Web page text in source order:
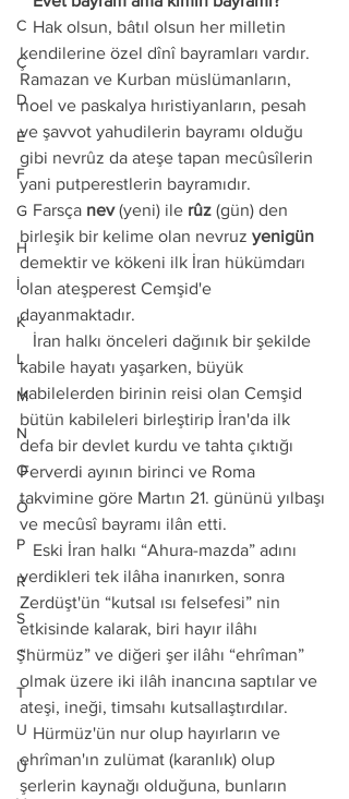
C
Ç
D
E
F
G
H
İ
K
L
M
N
O
Ö
P
R
S
Ş
T
U
Ü
   Hak olsun, bâtıl olsun her milletin
kendilerine özel dînî bayramları vardır.
Ramazan ve Kurban müslümanların,
noel ve paskalya hıristiyanların, pesah
ve şavvot yahudilerin bayramı olduğu
gibi nevrûz da ateşe tapan mecûsîlerin
yani putperestlerin bayramıdır.
   Farsça
nev (yeni) ile rûz (gün) den
birleşik bir kelime olan nevruz yenigün
demektir ve kökeni ilk İran hükümdarı
olan ateşperest Cemşid'e
dayanmaktadır.
kabile hayatı yaşarken, büyük
kabilelerden birinin reisi olan Cemşid
bütün kabileleri birleştirip İran'da ilk
defa bir devlet kurdu ve tahta çıktığı
Ferverdi ayının birinci ve Roma
takvimine göre Martın 21. gününü yılbaşı
ve mecûsî bayramı ilân etti.
   Eski İran halkı “Ahura-mazda” adını
verdikleri tek ilâha inanırken, sonra
Zerdüşt'ün “kutsal ısı felsefesi” nin
etkisinde kalarak, biri hayır ilâhı
“hürmüz” ve diğeri şer ilâhı “ehrîman”
olmak üzere iki ilâh inancına saptılar ve
ateşi, ineği, timsahı kutsallaştırdılar.
   Hürmüz'ün nur olup hayırların ve
ehrîman'ın zulümat (karanlık) olup
şerlerin kaynağı olduğuna, bunların